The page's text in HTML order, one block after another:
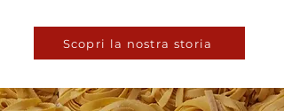
Scopri la nostra storia